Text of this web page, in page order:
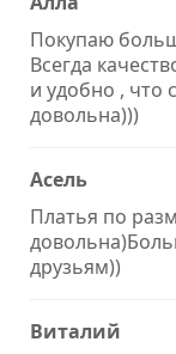
Покупаю
Всегда
и удобно ,
довольна)))
Асель
Платья по
друзьям))
Виталий